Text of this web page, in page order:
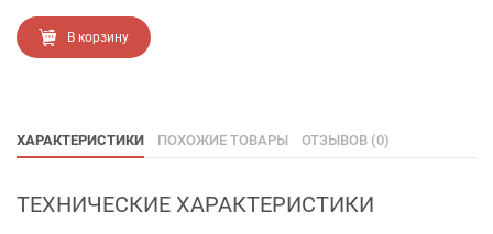
В корзину
ХАРАКТЕРИСТИКИ ПОХОЖИЕ ТОВАРЫ ОТЗЫВОВ (0)
ТЕХНИЧЕСКИЕ ХАРАКТЕРИСТИКИ